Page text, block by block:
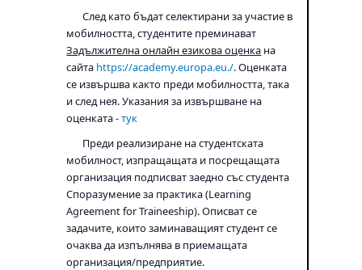
След като бъдат селектирани за участие в
мобилността, студентите преминават
Задължителна онлайн езикова оценка на
сайта https://academy.europa.eu./. Оценката
се извършва както преди мобилността, така
и след нея. Указания за извършване на
оценката -тук
Прeди реализиране на студентската
мобилност, изпращащата и посрещащата
организация подписват заедно със студента
Споразумение за практика (Learning
Agreement for Traineeship). Описват се
задачите, които заминаващият студент се
очаква да изпълнява в приемащата
организация/предприятие.